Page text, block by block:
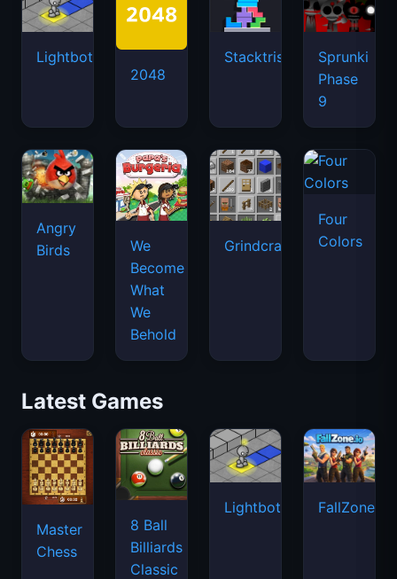
Lightbot
2048
Stacktris
Sprunki
Phase
9
Angry
Birds
We
Become
What
We
Behold
Grindcraft
Four
Colors
Latest Games
Master
Chess
8 Ball
Billiards
Classic
Lightbot FallZone.io